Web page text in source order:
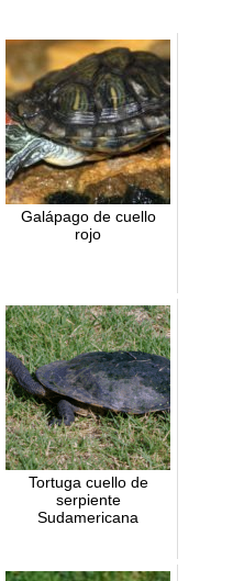
Galápago de cuello
rojo
Tortuga cuello de
serpiente
Sudamericana